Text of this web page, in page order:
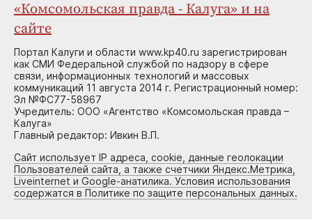
«Комсомольская правда - Калуга» и на
сайте
Портал Калуги и области www.kp40.ru зарегистрирован
как СМИ Федеральной службой по надзору в сфере
связи, информационных технологий и массовых
коммуникаций 11 августа 2014 г. Регистрационный номер:
Эл №ФС77-58967
Учредитель: ООО «Агентство «Комсомольская правда –
Калуга»
Главный редактор: Ивкин В.П.
Сайт использует IP адреса, cookie, данные геолокации
Пользователей сайта, а также счетчики Яндекс.Метрика,
Liveinternet и Google-анатилика. Условия использования
содержатся в Политике по защите персональных данных.